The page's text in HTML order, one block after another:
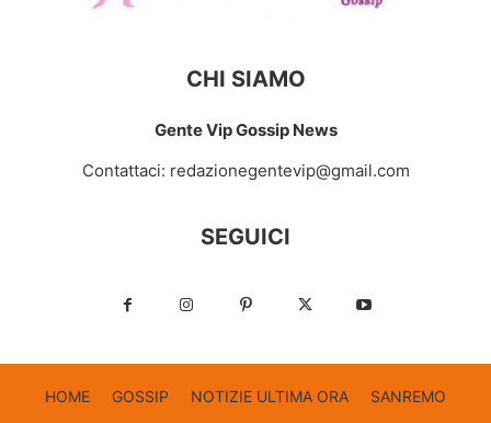
CHI SIAMO
Gente Vip Gossip News
Contattaci: redazionegentevip@gmail.com
SEGUICI
HOME GOSSIP NOTIZIE ULTIMA ORA SANREMO